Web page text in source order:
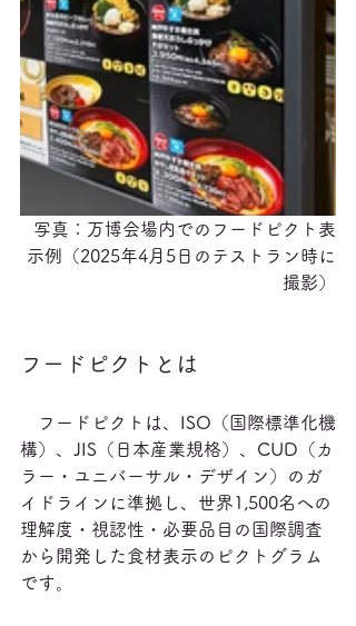
写真：万博会場内でのフードピクト表
示例（2025年4月5日のテストラン時に
撮影）
フードピクトとは
フードピクトは、ISO（国際標準化機
構）、JIS（日本産業規格）、CUD（カ
ラー・ユニバーサル・デザイン）のガ
イドラインに準拠し、世界1,500名への
理解度・視認性・必要品目の国際調査
から開発した食材表示のピクトグラム
です。